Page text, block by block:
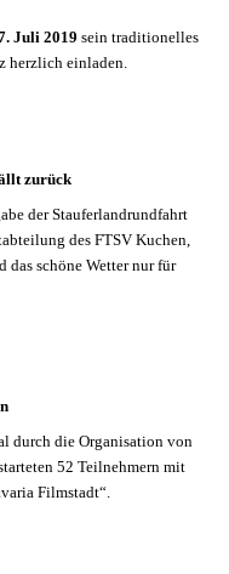
Juli 2019 sein traditionelles
herzlich einladen.
zurück
der Stauferlandrundfahrt
des FTSV Kuchen,
das schöne Wetter nur für
durch die Organisation von
52 Teilnehmern mit
Filmstadt“.